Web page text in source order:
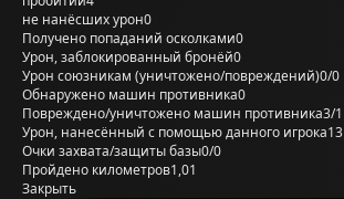
не нанёсших урон0
Получено попаданий осколками0
Урон, заблокированный бронёй0
Урон союзникам (уничтожено/повреждений)0/0
Обнаружено машин противника0
Повреждено/уничтожено машин противника3/1
Урон, нанесённый с помощью данного игрока13
Очки захвата/защиты базы0/0
Пройдено километров1,01
Закрыть